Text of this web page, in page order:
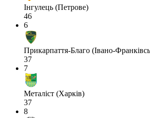
Інгулець (Петрове)
46
6
Прикарпаття-Благо (Івано-
37
7
Металіст (Харків)
37
8